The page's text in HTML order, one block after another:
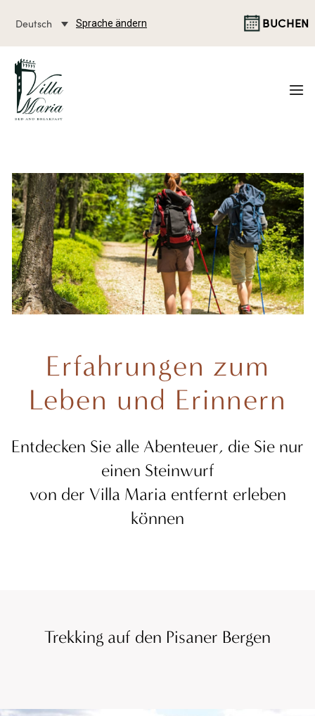
Deutsch Sprache ändern BUCHEN
Erfahrungen zum
Leben und Erinnern
Entdecken Sie alle Abenteuer, die Sie nur
einen Steinwurf
von der Villa Maria entfernt erleben
können
Trekking auf den Pisaner Bergen